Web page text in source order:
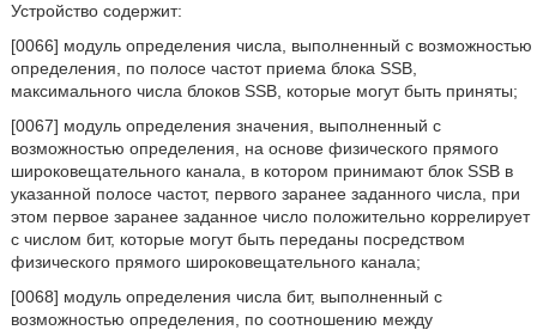
Устройство содержит:
[0066] модуль определения числа, выполненный с возможностью
определения, по полосе частот приема блока SSB,
максимального числа блоков SSB, которые могут быть приняты;
[0067] модуль определения значения, выполненный с
возможностью определения, на основе физического прямого
широковещательного канала, в котором принимают блок SSB в
указанной полосе частот, первого заранее заданного числа, при
этом первое заранее заданное число положительно коррелирует
с числом бит, которые могут быть переданы посредством
физического прямого широковещательного канала;
[0068] модуль определения числа бит, выполненный с
возможностью определения, по соотношению между